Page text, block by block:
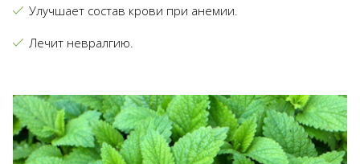
Улучшает состав крови при анемии.
Лечит невралгию.